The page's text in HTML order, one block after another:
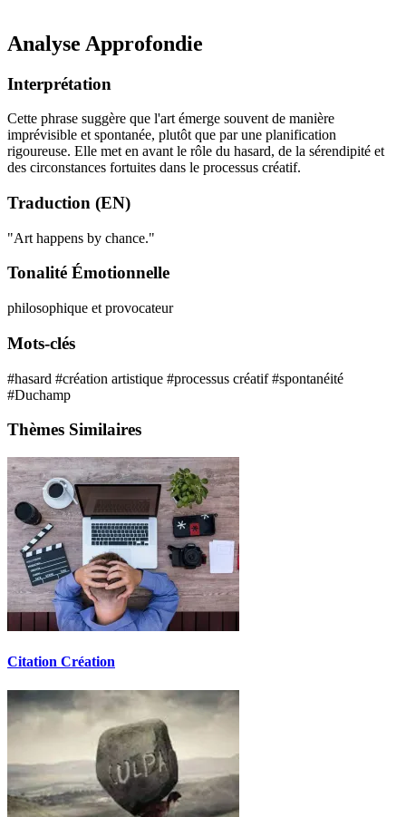
Analyse Approfondie
Interprétation
Cette phrase suggère que l'art émerge souvent de manière
imprévisible et spontanée, plutôt que par une planification
rigoureuse. Elle met en avant le rôle du hasard, de la sérendipité et
des circonstances fortuites dans le processus créatif.
Traduction (EN)
"Art happens by chance."
Tonalité Émotionnelle
philosophique et provocateur
Mots-clés
#hasard #création artistique #processus créatif#spontanéité
#Duchamp
Thèmes Similaires
Citation Création